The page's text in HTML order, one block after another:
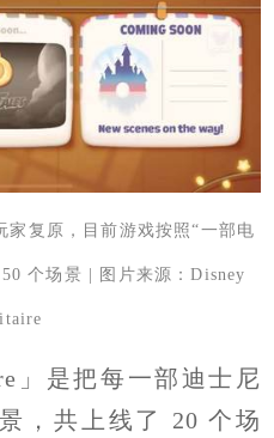
家复原，目前游戏按照“一部电
个场景 | 图片来源：Disney
」是把每一部迪士尼
，共上线了 20 个场